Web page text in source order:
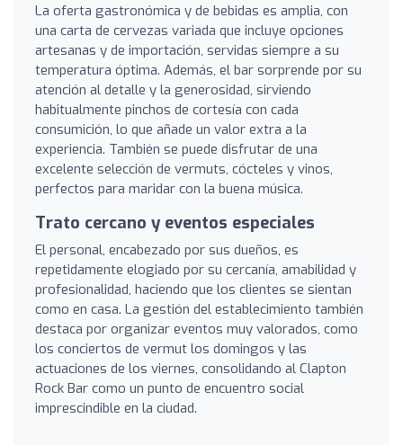
La oferta gastronómica y de bebidas es amplia, con
una carta de cervezas variada que incluye opciones
artesanas y de importación, servidas siempre a su
temperatura óptima. Además, el bar sorprende por su
atención al detalle y la generosidad, sirviendo
habitualmente pinchos de cortesía con cada
consumición, lo que añade un valor extra a la
experiencia. También se puede disfrutar de una
excelente selección de vermuts, cócteles y vinos,
perfectos para maridar con la buena música.
Trato cercano y eventos especiales
El personal, encabezado por sus dueños, es
repetidamente elogiado por su cercanía, amabilidad y
profesionalidad, haciendo que los clientes se sientan
como en casa. La gestión del establecimiento también
destaca por organizar eventos muy valorados, como
los conciertos de vermut los domingos y las
actuaciones de los viernes, consolidando al Clapton
Rock Bar como un punto de encuentro social
imprescindible en la ciudad.